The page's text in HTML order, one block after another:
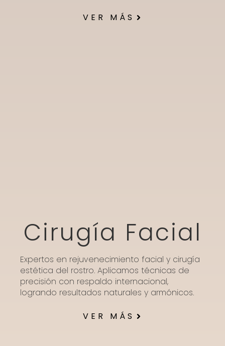
VER MÁS
Cirugía Facial
Expertos en rejuvenecimiento facial y cirugía
estética del rostro. Aplicamos técnicas de
precisión con respaldo internacional,
logrando resultados naturales y armónicos.
VER MÁS